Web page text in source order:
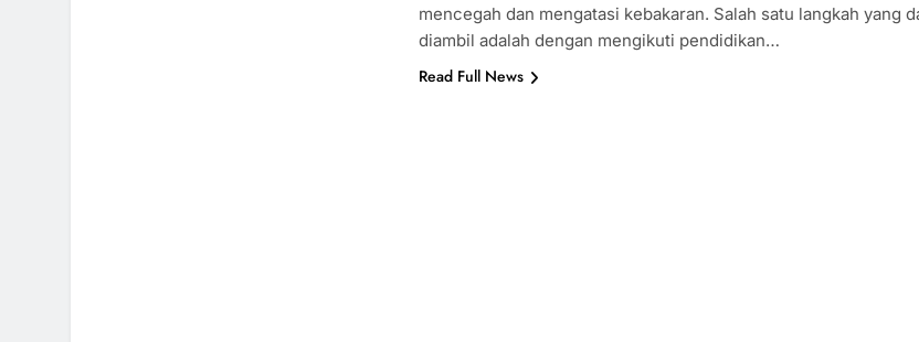
mencegah dan mengatasi kebakaran. Salah satu langkah yang
diambil adalah dengan mengikuti pendidikan…
Read Full News